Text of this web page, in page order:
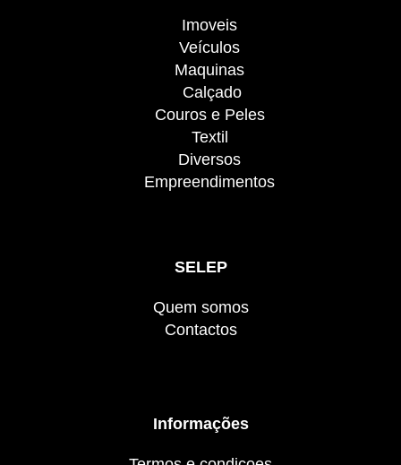
Imoveis
Veículos
Maquinas
Calçado
Couros e Peles
Textil
Diversos
Empreendimentos
SELEP
Quem somos
Contactos
Informações